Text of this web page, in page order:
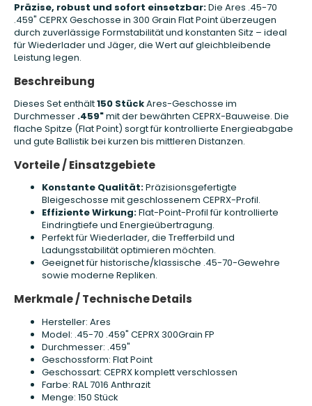
Präzise, robust und sofort einsetzbar:Die Ares .45-70
.459" CEPRX Geschosse in 300 Grain Flat Point überzeugen
durch zuverlässige Formstabilität und konstanten Sitz – ideal
für Wiederlader und Jäger, die Wert auf gleichbleibende
Leistung legen.
Beschreibung
Dieses Set enthält150 StückAres-Geschosse im
Durchmesser .459"mit der bewährten CEPRX-Bauweise. Die
flache Spitze (Flat Point) sorgt für kontrollierte Energieabgabe
und gute Ballistik bei kurzen bis mittleren Distanzen.
Vorteile / Einsatzgebiete
Konstante Qualität:Präzisionsgefertigte
Bleigeschosse mit geschlossenem CEPRX-Profil.
Effiziente Wirkung:Flat-Point-Profil für kontrollierte
Eindringtiefe und Energieübertragung.
Perfekt für Wiederlader, die Trefferbild und
Ladungsstabilität optimieren möchten.
Geeignet für historische/klassische .45-70-Gewehre
sowie moderne Repliken.
Merkmale / Technische Details
Hersteller: Ares
Model: .45-70 .459" CEPRX 300Grain FP
Durchmesser: .459"
Geschossform: Flat Point
Geschossart: CEPRX komplett verschlossen
Farbe: RAL 7016 Anthrazit
Menge: 150 Stück